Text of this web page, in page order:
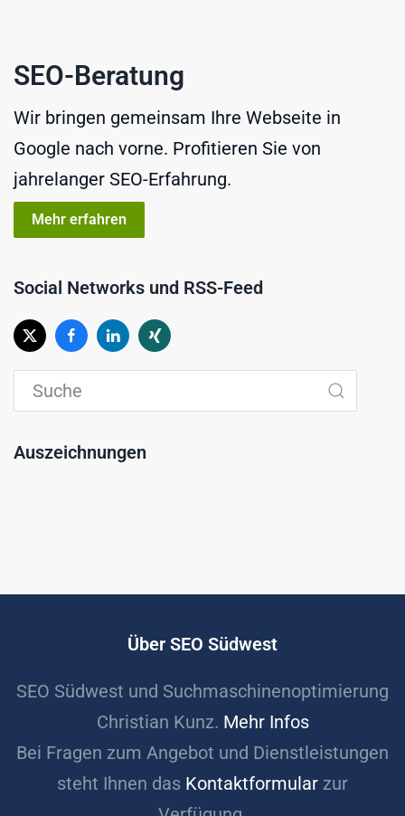
SEO-Beratung
Wir bringen gemeinsam Ihre Webseite in
Google nach vorne. Profitieren Sie von
jahrelanger SEO-Erfahrung.
Mehr erfahren
Social Networks und RSS-Feed
Auszeichnungen
Über SEO Südwest
SEO Südwest und Suchmaschinenoptimierung
Christian Kunz. Mehr Infos
Bei Fragen zum Angebot und Dienstleistungen
steht Ihnen das Kontaktformular zur